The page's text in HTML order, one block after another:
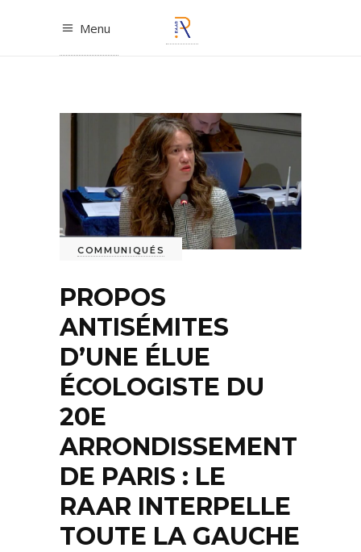
Menu
COMMUNIQUÉS
PROPOS
ANTISÉMITES
D’UNE ÉLUE
ÉCOLOGISTE DU
20E
ARRONDISSEMENT
DE PARIS : LE
RAAR INTERPELLE
TOUTE LA GAUCHE